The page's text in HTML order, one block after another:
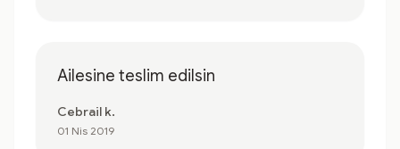
Ailesine teslim edilsin
Cebrail k.
01 Nis 2019